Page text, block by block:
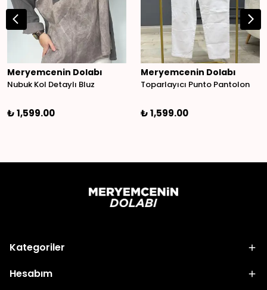
Meryemcenin Dolabı
Nubuk Kol Detaylı Bluz
₺ 1,599.00
Meryemcenin Dolabı
Toparlayıcı Punto Pantolon
₺ 1,599.00
Kategoriler
Hesabım